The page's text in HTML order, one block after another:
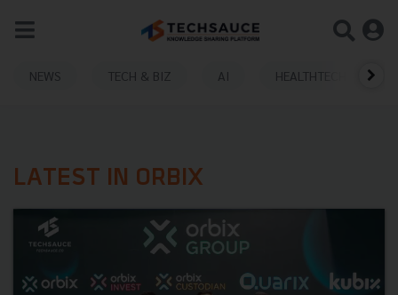
NEWS TECH & BIZ AI HEALTHTECH
LATEST IN ORBIX